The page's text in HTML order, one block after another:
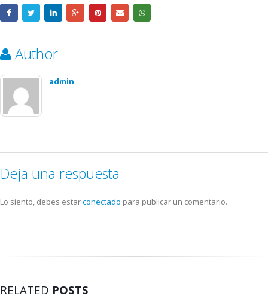
Author
admin
Deja una respuesta
Lo siento, debes estarconectado para publicar un comentario.
RELATED POSTS